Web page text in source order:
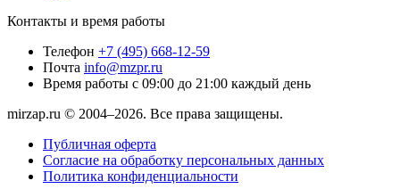
Контакты и время работы
Телефон +7 (495) 668-12-59
Почта info@mzpr.ru
Время работы с 09:00 до 21:00 каждый день
mirzap.ru © 2004–2026. Все права защищены.
Публичная оферта
Согласие на обработку персональных данных
Политика конфиденциальности